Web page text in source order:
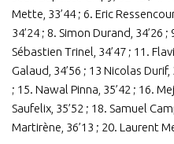
Mette, 33’44 ; 6. Eric
34’24 ; 8. Simon Durand, 34’26
Sébastien Trinel, 34’47 ; 11.
Galaud, 34’56 ; 13 Nicolas
; 15. Nawal Pinna, 35’42 ; 16.
Saufelix, 35’52 ; 18. Samuel
Martirène, 36’13 ; 20. Laurent